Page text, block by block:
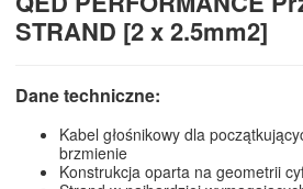
STRAND [2 x 2.5mm2]
Dane techniczne:
Kabel głośnikowy dla
brzmienie
Konstrukcja oparta na geometrii